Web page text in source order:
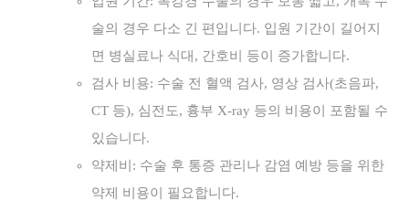
술의 경우 다소 긴 편입니다. 입원 기간이 길어지
면 병실료나 식대, 간호비 등이 증가합니다.
검사 비용: 수술 전 혈액 검사, 영상 검사(초음파,
CT 등), 심전도, 흉부 X-ray 등의 비용이 포함될 수
있습니다.
약제비: 수술 후 통증 관리나 감염 예방 등을 위한
약제 비용이 필요합니다.